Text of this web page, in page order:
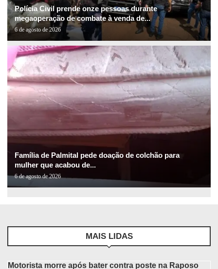
Polícia Civil prende onze pessoas durante
megaoperação de combate à venda de...
6 de agosto de 2026
Família de Palmital pede doação de colchão para
mulher que acabou de...
6 de agosto de 2026
MAIS LIDAS
Motorista morre após bater contra poste na Raposo